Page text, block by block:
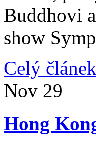
Buddhovi
show
Celý článek
Nov 29
Hong